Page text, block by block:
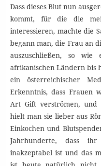
Dass dieses Blut nun
kommt, für die die
interessieren, machte die
begann man, die Frau an
auszuschließen, so
afrikanischen Ländern bis
ein österreichischer
Erkenntnis, dass Frauen
Art Gift verströmen, und
hielt man sie lieber aus
Einkochen und
Jahrhunderte, dass
inakzeptabel ist und das